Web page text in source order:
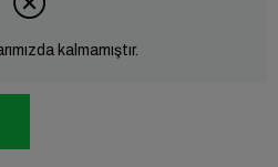
kalmamıştır.